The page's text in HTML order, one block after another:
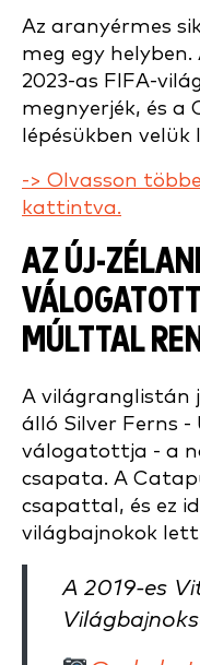
Az aranyérmes
meg egy
2023-as FIFA-
megnyerjék, és
lépésükben velük
-> Olvasson
kattintva.
AZ ÚJ-
MÚLTTAL
A világranglistán
álló Silver Ferns -
válogatottja - a
csapata. A
csapattal, és ez
világbajnokok
A 2019-es